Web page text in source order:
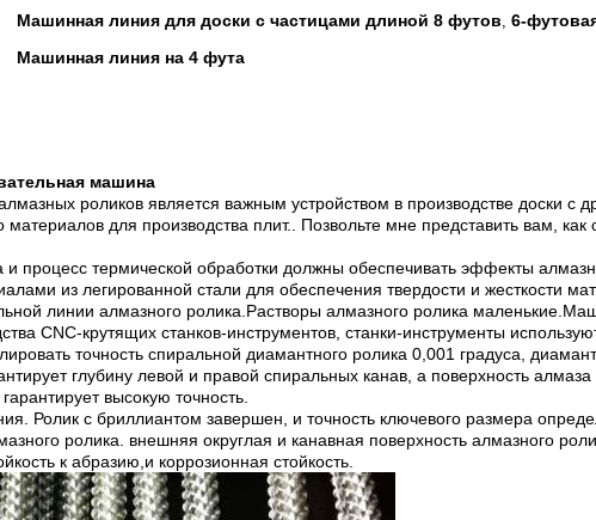
Машинная линия для доски с частицами длиной 8 футов, 6-
Машинная линия на 4 фута
машина
роликов является важным устройством в производстве доски
материалов для производства плит.. Позвольте мне представить вам,
процесс термической обработки должны обеспечивать эффекты
из легированной стали для обеспечения твердости и жесткости
линии алмазного ролика.Растворы алмазного ролика
CNC-крутящих станков-инструментов, станки-инструменты
точность спиральной диамантного ролика 0,001 градуса,
глубину левой и правой спиральных канав, а поверхность алмаза
высокую точность.
Ролик с бриллиантом завершен, и точность ключевого размера
ролика. внешняя округлая и канавная поверхность алмазного
к абразию,и коррозионная стойкость.